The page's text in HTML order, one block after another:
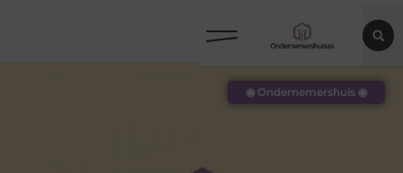
◉ Ondernemershuis ◉